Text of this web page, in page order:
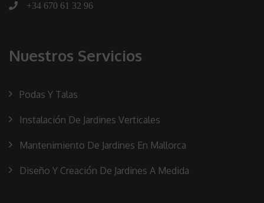
+34 670 61 32 96
Nuestros Servicios
Podas Y Talas
Instalación De Jardines Verticales
Mantenimiento De Jardines En Mallorca
Diseño Y Creación De Jardines A Medida